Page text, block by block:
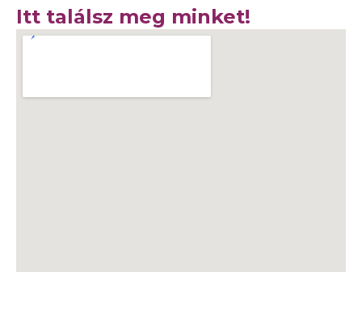
Itt találsz meg minket!